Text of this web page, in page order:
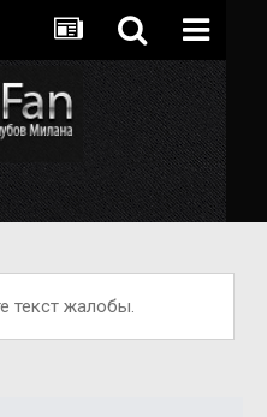
текст жалобы.